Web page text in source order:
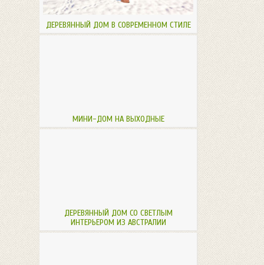
ДЕРЕВЯННЫЙ ДОМ В СОВРЕМЕННОМ СТИЛЕ
МИНИ-ДОМ НА ВЫХОДНЫЕ
ДЕРЕВЯННЫЙ ДОМ СО СВЕТЛЫМ
ИНТЕРЬЕРОМ ИЗ АВСТРАЛИИ